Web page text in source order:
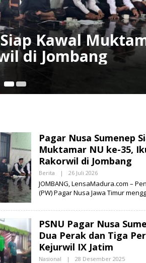
Raih Dua
IX Jatim
Pagar Nusa Sumenep
Muktamar NU ke-35,
Rakorwil di Jombang
Berita | 26 Juli 2026O
E
H
S
A
M
A
D
U
JOMBANG, LensaMadura.com –
(PW) Pagar Nusa Jawa Timur
PSNU Pagar Nusa
Dua Perak dan Tiga
Kejurwil IX Jatim
Nasional | 28 Desember 2025O